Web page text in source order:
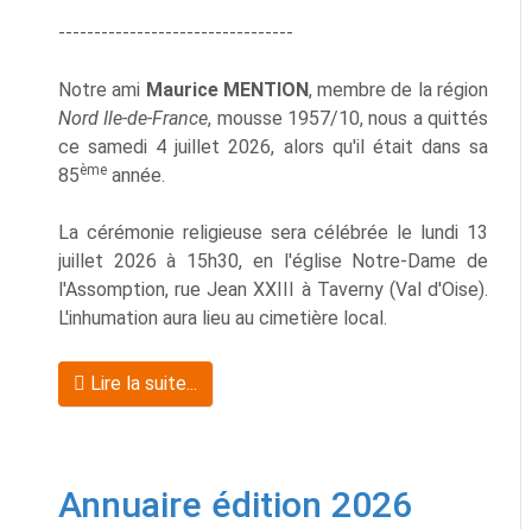
---------------------------------
Notre ami Maurice MENTION, membre de la région
Nord Ile-de-France, mousse 1957/10, nous a quittés
ce samedi 4 juillet 2026, alors qu'il était dans sa
85ème année.
La cérémonie religieuse sera célébrée le lundi 13
juillet 2026 à 15h30, en l'église Notre-Dame de
l'Assomption, rue Jean XXIII à Taverny (Val d'Oise).
L'inhumation aura lieu au cimetière local.
Lire la suite...
Annuaire édition 2026